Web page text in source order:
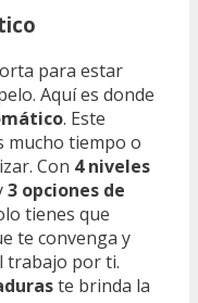
para estar
Aquí es donde
. Este
mucho tiempo o
Con 4 niveles
3 opciones de
tienes que
te convenga y
trabajo por ti.
te brinda la